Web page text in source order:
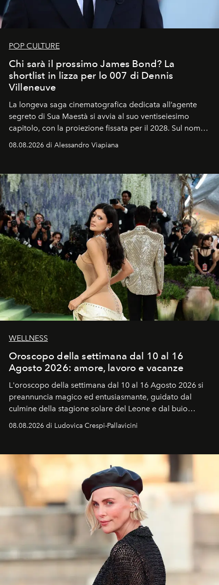
POP CULTURE
Chi sarà il prossimo James Bond? La
shortlist in lizza per lo 007 di Dennis
Villeneuve
La longeva saga cinematografica dedicata all’agente
segreto di Sua Maestà si avvia al suo ventiseiesimo
capitolo, con la proiezione fissata per il 2028. Sul nome
dell’attore chiamato a raccogliere l’eredità di Daniel
Craig, però, regna ancora il più assoluto riserbo.
08.08.2026 di Alessandro Viapiana
WELLNESS
Oroscopo della settimana dal 10 al 16
Agosto 2026: amore, lavoro e vacanze
L'oroscopo della settimana dal 10 al 16 Agosto 2026 si
preannuncia magico ed entusiasmante, guidato dal
culmine della stagione solare del Leone e dal buio
favorevole della Luna nuova in Leone del 12 agosto,
ideale per la notte delle Perseidi.
08.08.2026 di Ludovica Crespi-Pallavicini